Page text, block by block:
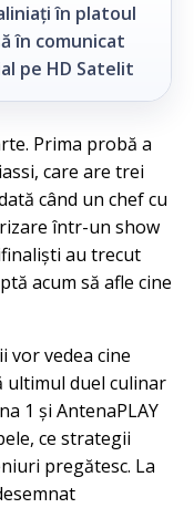
în platoul
în comunicat
pe HD Satelit
Prima probă a
care are trei
când un chef cu
într-un show
au trecut
acum să afle cine
vor vedea cine
ultimul duel culinar
1 și AntenaPLAY
ce strategii
pregătesc. La